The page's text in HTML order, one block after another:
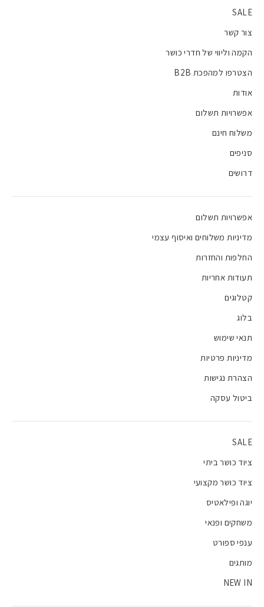
SALE
צור קשר
הקמה וליווי של חדרי כושר
הצטרפו למהפכת B2B
אודות
אפשרויות תשלום
משלוח חינם
סניפים
דרושים
אפשרויות תשלום
מדיניות משלוחים ואיסוף עצמי
החלפות והחזרות
תעודות אחריות
קטלוגים
בלוג
תנאי שימוש
מדיניות פרטיות
הצהרת נגישות
ביטול עסקה
SALE
ציוד כושר ביתי
ציוד כושר מקצועי
יוגה ופילאטיס
משחקים ופנאי
ענפי ספורט
מותגים
NEW IN